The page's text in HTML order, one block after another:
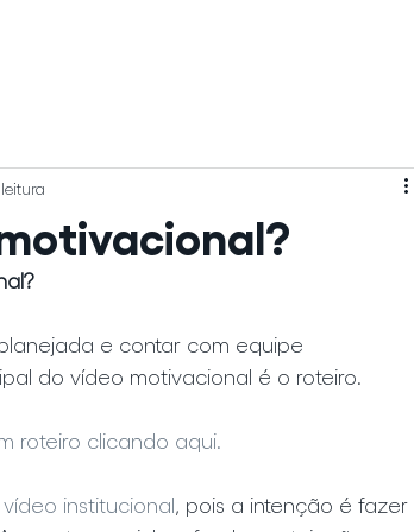
e contar com equipe
do vídeo motivacional é o roteiro.
roteiro clicando aqui.
vídeo institucional , pois a intenção é fazer